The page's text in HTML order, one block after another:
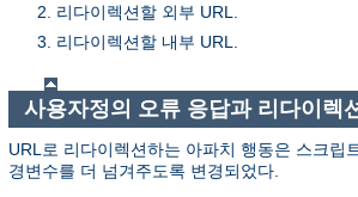
리다이렉션할 외부 URL.
리다이렉션할 내부 URL.
사용자정의 오류 응답과 리다이렉
URL로 리다이렉션하는 아파치 행동은 스크립
경변수를 더 넘겨주도록 변경되었다.